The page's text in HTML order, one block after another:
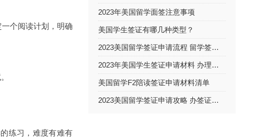
个阅读计划，明确
练习，难度有难有
2023年美国留学面签注意事项
美国学生签证有哪几种类型？
2023美国留学签证申请流程 留学签证面试难不难
2023年美国学生签证申请材料 办理学生签证流程包括哪些？
美国留学F2陪读签证申请材料清单
2023美国留学签证申请攻略 办签证需要多长时间